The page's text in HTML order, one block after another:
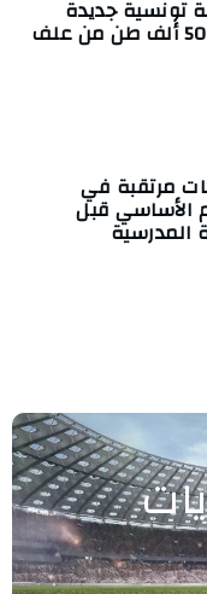
تونسية جديدة
لتوريد 50 ألف طن من علف
مرتقبة في
الأساسي قبل
المدرسية